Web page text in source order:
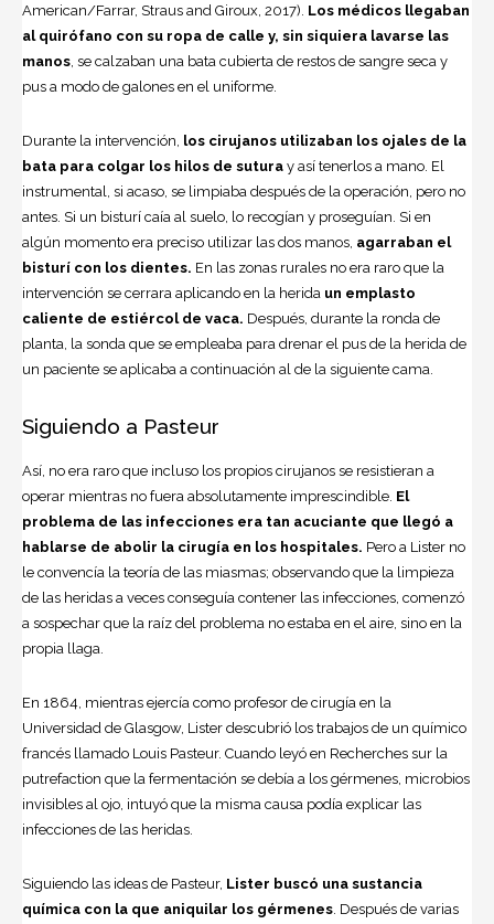
American/Farrar, Straus and Giroux, 2017). Los médicos llegaban
al quirófano con su ropa de calle y, sin siquiera lavarse las
manos , se calzaban una bata cubierta de restos de sangre seca y
pus a modo de galones en el uniforme.
Durante la intervención, los cirujanos utilizaban los ojales de la
bata para colgar los hilos de sutura y así tenerlos a mano. El
instrumental, si acaso, se limpiaba después de la operación, pero no
antes. Si un bisturí caía al suelo, lo recogían y proseguían. Si en
algún momento era preciso utilizar las dos manos, agarraban el
bisturí con los dientes. En las zonas rurales no era raro que la
intervención se cerrara aplicando en la herida un emplasto
caliente de estiércol de vaca. Después, durante la ronda de
planta, la sonda que se empleaba para drenar el pus de la herida de
un paciente se aplicaba a continuación al de la siguiente cama.
Siguiendo a Pasteur
Así, no era raro que incluso los propios cirujanos se resistieran a
operar mientras no fuera absolutamente imprescindible. El
problema de las infecciones era tan acuciante que llegó a
hablarse de abolir la cirugía en los hospitales. Pero a Lister no
le convencía la teoría de las miasmas; observando que la limpieza
de las heridas a veces conseguía contener las infecciones, comenzó
a sospechar que la raíz del problema no estaba en el aire, sino en la
propia llaga.
En 1864, mientras ejercía como profesor de cirugía en la
Universidad de Glasgow, Lister descubrió los trabajos de un químico
francés llamado Louis Pasteur. Cuando leyó en Recherches sur la
putrefaction que la fermentación se debía a los gérmenes, microbios
invisibles al ojo, intuyó que la misma causa podía explicar las
infecciones de las heridas.
Siguiendo las ideas de Pasteur, Lister buscó una sustancia
química con la que aniquilar los gérmenes . Después de varias